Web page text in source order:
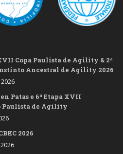
Copa Paulista de Agility & 2ª
Ancestral de Agility 2026
Patas e 6ª Etapa XVII
Paulista de Agility
2026